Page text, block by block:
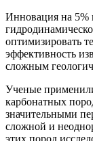
Инновация на 5%
оптимизировать
эффективность
сложным
Ученые
карбонатных
значительными
сложной и
этих пород